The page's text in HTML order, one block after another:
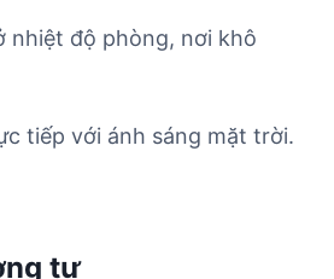
nhiệt độ phòng, nơi khô
tiếp với ánh sáng mặt trời.
tự